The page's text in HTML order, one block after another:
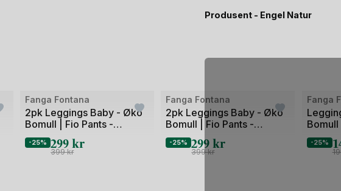
Produsent - Engel Natur
Bilde
av
2
Fanga Fontana
2pk Leggings Baby - Øko
Bomull | Fio Pants -
Gavepakke
-25% 299kr
399kr
Bilde
av
2
Fanga Fontana
2pk Leggings Baby - Øko
Bomull | Fio Pants -
Gavepakke
-25% 299kr
399kr
Bilde
av
Fanga
Bomull
-25%